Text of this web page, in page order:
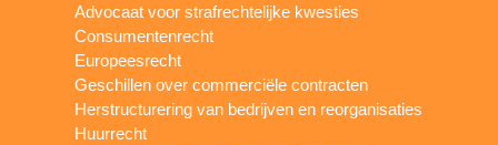
Advocaat voor strafrechtelijke kwesties
Consumentenrecht
Europeesrecht
Geschillen over commerciële contracten
Herstructurering van bedrijven en reorganisaties
Huurrecht